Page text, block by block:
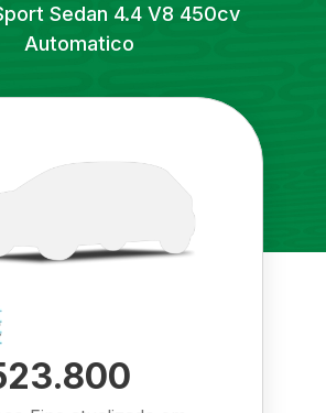
Sedan 4.4 V8 450cv
Automatico